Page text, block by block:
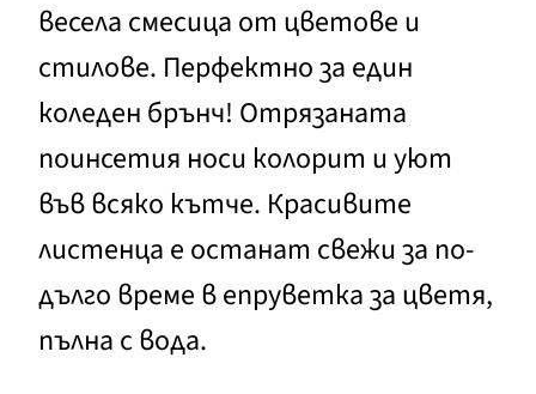
весела смесица от цветове и
стилове. Перфектно за един
коледен брънч! Отрязаната
поинсетия носи колорит и уют
във всяко кътче. Красивите
листенца е останат свежи за по-
дълго време в епруветка за цветя,
пълна с вода.